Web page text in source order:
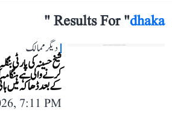
Results For "dhaka
"
دیگر ممالک
شیخ حسینہ کی پارٹی
کرنے والی ہے
کے بعد ڈھاکہ میں
7:11 PM